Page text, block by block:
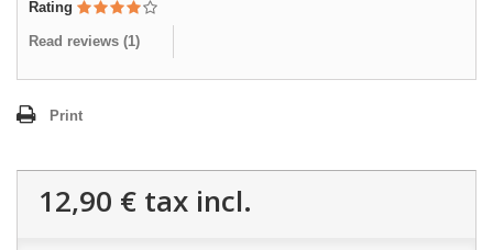
Rating
Read reviews (1)
Print
12,90 € tax incl.